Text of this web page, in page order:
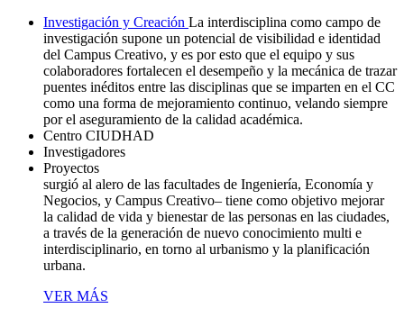
Investigación y Creación La interdisciplina como campo de
investigación supone un potencial de visibilidad e identidad
del Campus Creativo, y es por esto que el equipo y sus
colaboradores fortalecen el desempeño y la mecánica de trazar
puentes inéditos entre las disciplinas que se imparten en el CC
como una forma de mejoramiento continuo, velando siempre
por el aseguramiento de la calidad académica.
Centro CIUDHAD
Investigadores
Proyectos
surgió al alero de las facultades de Ingeniería, Economía y
Negocios, y Campus Creativo– tiene como objetivo mejorar
la calidad de vida y bienestar de las personas en las ciudades,
a través de la generación de nuevo conocimiento multi e
interdisciplinario, en torno al urbanismo y la planificación
urbana.
VER MÁS